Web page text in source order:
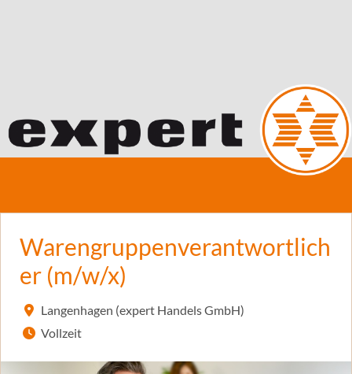
Warengruppenverantwortlich
er (m/w/x)
Langenhagen (expert Handels GmbH)
Vollzeit